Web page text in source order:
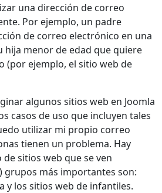
una dirección de correo
Por ejemplo, un padre
de correo electrónico en una
hija menor de edad que quiere
(por ejemplo, el sitio web de
algunos sitios web en Joomla
casos de uso que incluyen tales
utilizar mi propio correo
tienen un problema. Hay
sitios web que se ven
grupos más importantes son:
y los sitios web de infantiles.